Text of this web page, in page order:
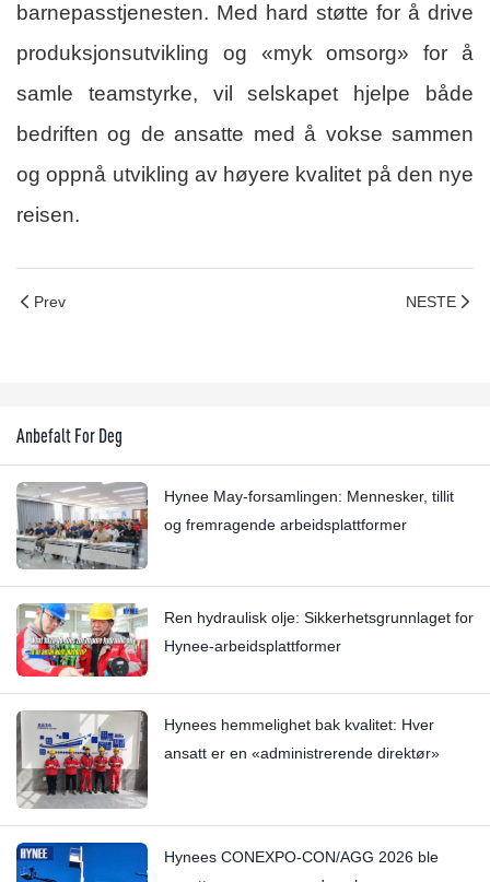
barnepasstjenesten. Med hard støtte for å drive
produksjonsutvikling og «myk omsorg» for å
samle teamstyrke, vil selskapet hjelpe både
bedriften og de ansatte med å vokse sammen
og oppnå utvikling av høyere kvalitet på den nye
reisen.
Prev NESTE
Anbefalt For Deg
Hynee May-forsamlingen: Mennesker, tillit
og fremragende arbeidsplattformer
Ren hydraulisk olje: Sikkerhetsgrunnlaget for
Hynee-arbeidsplattformer
Hynees hemmelighet bak kvalitet: Hver
ansatt er en «administrerende direktør»
Hynees CONEXPO-CON/AGG 2026 ble